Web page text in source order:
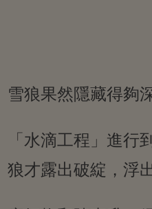
雪狼果然隱藏得夠深
「水滴工程」進行
狼才露出破綻，浮